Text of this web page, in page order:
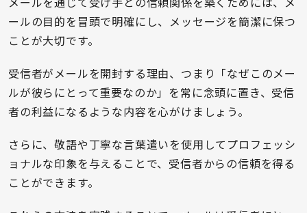
ールの目的を冒頭で明確にし、メッセージを簡潔に保つ
ことが大切です。
受信者がメールを開封する理由、つまり「なぜこのメー
ルが彼らにとって重要なのか」を常に念頭に置き、受信
者の利益になるような内容を心がけましょう。
さらに、敬語や丁寧な言葉遣いを使用してプロフェッシ
ョナルな印象を与えることで、受信者からの信頼を得る
ことができます。